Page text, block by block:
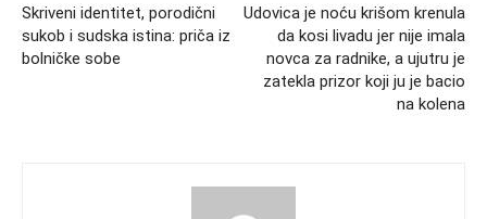
Skriveni identitet, porodični
sukob i sudska istina: priča iz
bolničke sobe
Udovica je noću krišom krenula
da kosi livadu jer nije imala
novca za radnike, a ujutru je
zatekla prizor koji ju je bacio
na kolena